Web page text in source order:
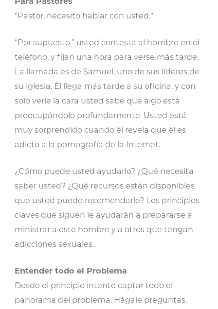
“Pastor, necesito hablar con usted.”
“Por supuesto,” usted contesta al hombre en el
teléfono, y fijan una hora para verse más tarde.
La llamada es de Samuel, uno de sus líderes de
su iglesia. Él llega más tarde a su oficina, y con
solo verle la cara usted sabe que algo está
preocupándolo profundamente. Usted está
muy sorprendido cuando él revela que él es
adicto a la pornografía de la Internet.
¿Cómo puede usted ayudarlo? ¿Qué necesita
saber usted? ¿Qué recursos están disponibles
que usted puede recomendarle? Los principios
claves que siguen le ayudarán a prepararse a
ministrar a este hombre y a otros que tengan
adicciones sexuales.
Entender todo el Problema
Desde el principio intente captar todo el
panorama del problema. Hágale preguntas,